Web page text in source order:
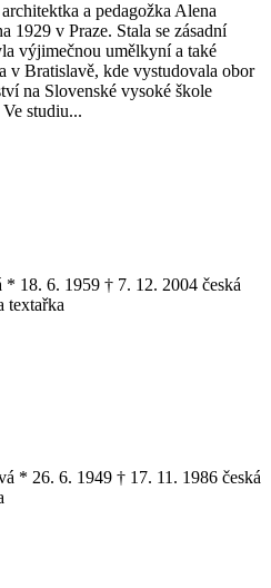
a pedagožka Alena
1929 v Praze. Stala se zásadní
výjimečnou umělkyní a také
v Bratislavě, kde vystudovala obor
na Slovenské vysoké škole
studiu...
18. 6. 1959 † 7. 12. 2004 česká
textařka
* 26. 6. 1949 † 17. 11. 1986 česká